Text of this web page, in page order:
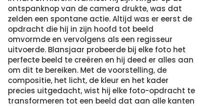
ontspanknop van de camera drukte, was dat
zelden een spontane actie. Altijd was er eerst de
opdracht die hij in zijn hoofd tot beeld
omvormde en vervolgens als een regisseur
uitvoerde. Blansjaar probeerde bij elke foto het
perfecte beeld te creëren en hij deed er alles aan
om dit te bereiken. Met de voorstelling, de
compositie, het licht, de kleur en het kader
precies uitgedacht, wist hij elke foto-opdracht te
transformeren tot een beeld dat aan alle kanten